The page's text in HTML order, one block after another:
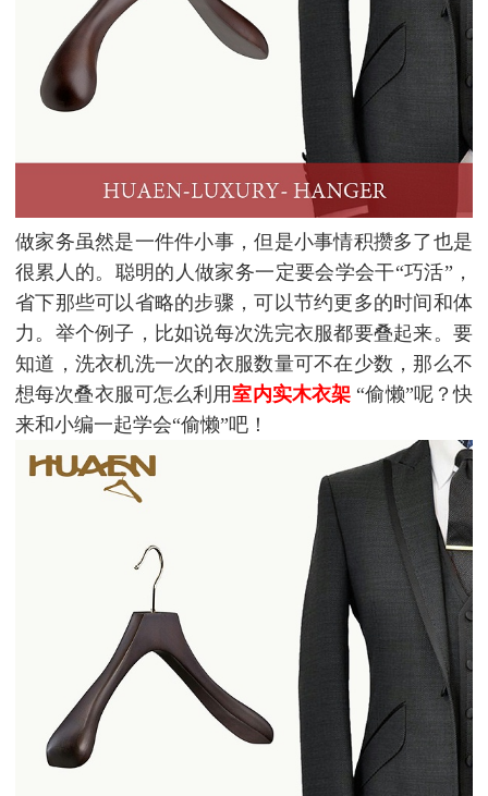
做家务虽然是一件件小事，但是小事情积攒多了也是
很累人的。聪明的人做家务一定要会学会干“巧活”，
省下那些可以省略的步骤，可以节约更多的时间和体
力。举个例子，比如说每次洗完衣服都要叠起来。要
知道，洗衣机洗一次的衣服数量可不在少数，那么不
想每次叠衣服可怎么利用室内实木衣架 “偷懒”呢？快
来和小编一起学会“偷懒”吧！